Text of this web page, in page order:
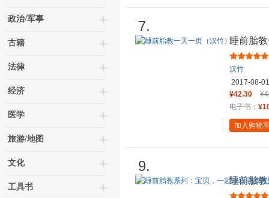
政治/军事
古籍
法律
经济
医学
旅游/地图
文化
工具书
7.
睡前胎
汉竹
2017-08-01
¥42.30
电子书：
加入购物
9.
睡前胎
事